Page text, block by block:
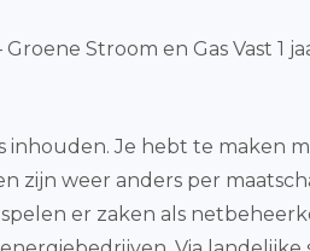
Stroom en Gas Vast 1
inhouden. Je hebt te maken
zijn weer anders per
er zaken als